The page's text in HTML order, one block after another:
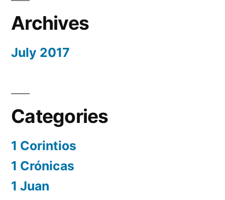
Archives
July 2017
Categories
1 Corintios
1 Crónicas
1 Juan